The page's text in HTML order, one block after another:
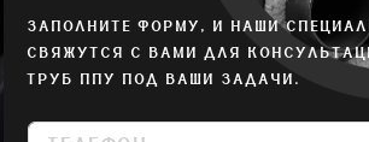
ЗАПОЛНИТЕ ФОРМУ, И НАШИ
СВЯЖУТСЯ С ВАМИ ДЛЯ
ТРУБ ППУ ПОД ВАШИ ЗАДАЧИ.